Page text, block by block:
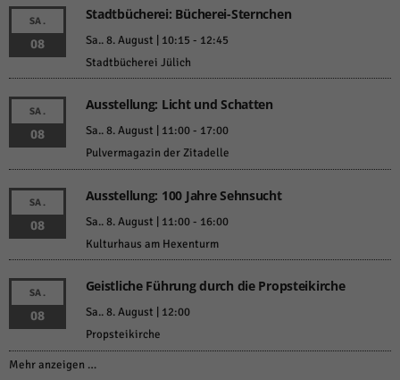
SA.
08
Stadtbücherei: Bücherei-Sternchen
Sa.. 8. August | 10:15 - 12:45
Stadtbücherei Jülich
SA.
08
Ausstellung: Licht und Schatten
Sa.. 8. August | 11:00- 17:00
Pulvermagazin der Zitadelle
SA.
08
Ausstellung: 100 Jahre Sehnsucht
Sa.. 8. August | 11:00- 16:00
Kulturhaus am Hexenturm
SA.
08
Geistliche Führung durch die Propsteikirche
Sa.. 8. August | 12:00
Propsteikirche
Mehr anzeigen …